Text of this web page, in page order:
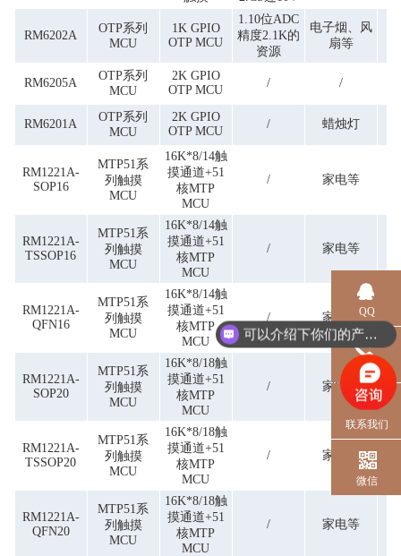
RM6202A
OTP系列
MCU
1K GPIO
OTP MCU
1.10位ADC
精度2.1K的
资源
电子烟、风
扇等
RM6205A
OTP系列
MCU
2K GPIO
OTP MCU
/ /
RM6201A
OTP系列
MCU
2K GPIO
OTP MCU
/ 蜡烛灯
RM1221A-
SOP16
MTP51系
列触摸
MCU
16K*8/14触
摸通道+51
核MTP
MCU
/ 家电等
RM1221A-
TSSOP16
MTP51系
列触摸
MCU
16K*8/14触
摸通道+51
核MTP
MCU
/ 家电等
RM1221A-
QFN16
MTP51系
列触摸
MCU
16K*8/14触
摸通道+51
核MTP
MCU
/ 家电等
RM1221A-
SOP20
MTP51系
列触摸
MCU
16K*8/18触
摸通道+51
核MTP
MCU
/ 家电等
RM1221A-
TSSOP20
MTP51系
列触摸
MCU
16K*8/18触
摸通道+51
核MTP
MCU
/ 家电等
RM1221A-
QFN20
MTP51系
列触摸
MCU
16K*8/18触
摸通道+51
核MTP
MCU
/ 家电等
QQ
电话
联系我们
微信
可以介绍下你们的产品么？